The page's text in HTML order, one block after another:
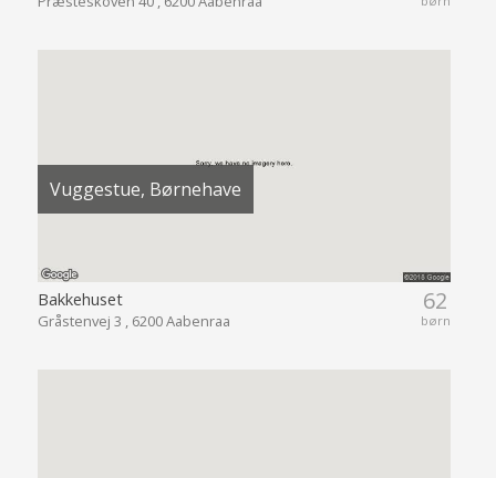
Vuggestue, Børnehave
62
børn
Bakkehuset
Gråstenvej 3 , 6200 Aabenraa